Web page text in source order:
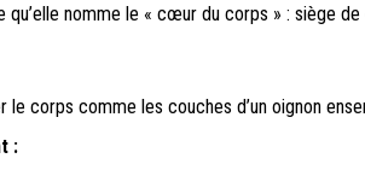
qu’elle nomme le « cœur du corps » : siège
le corps comme les couches d’un oignon
: